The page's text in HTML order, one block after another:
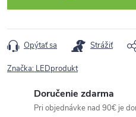
Opýtať sa Strážiť
Značka: LEDprodukt
Doručenie zdarma
Pri objednávke nad 90€ je